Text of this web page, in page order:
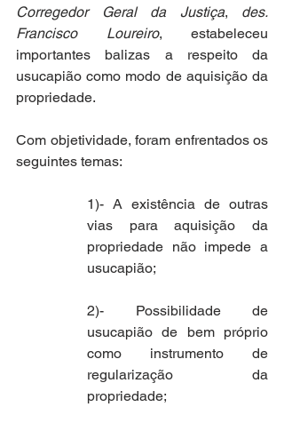
Corregedor Geral da Justiça, des.
Francisco Loureiro, estabeleceu
importantes balizas a respeito da
usucapião como modo de aquisição da
propriedade.
Com objetividade, foram enfrentados os
seguintes temas:
1)- A existência de outras
vias para aquisição da
propriedade não impede a
usucapião;
2)- Possibilidade de
usucapião de bem próprio
como instrumento de
regularização da
propriedade;